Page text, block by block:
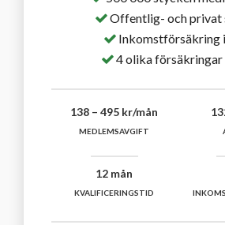
Offentlig- och privat
Inkomstförsäkring
4 olika försäkringar
MEDLEMSAVGIFT
138 – 495 kr/mån
KVALIFICERINGSTID
12 mån